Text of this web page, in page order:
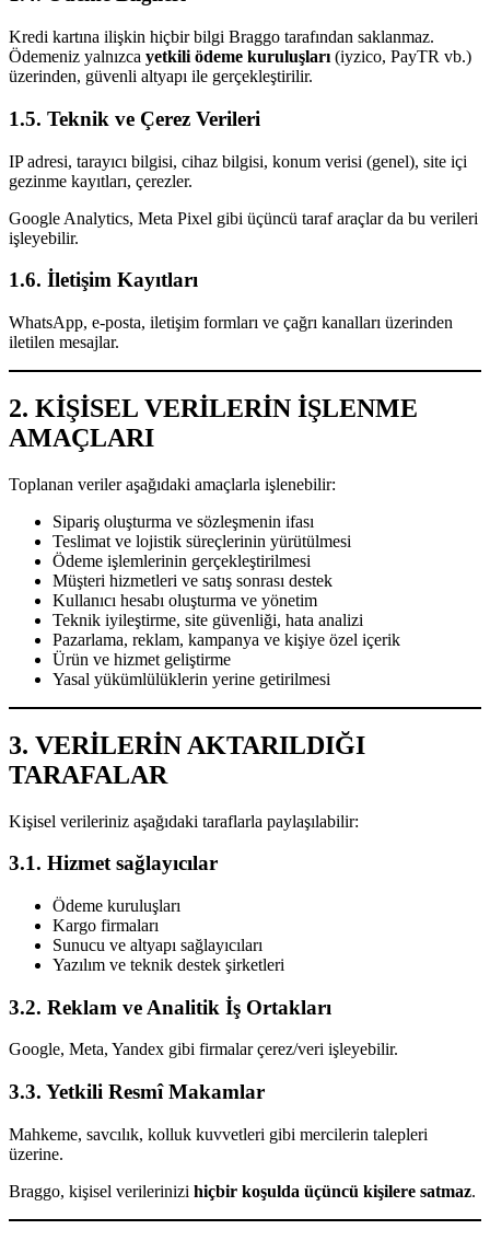
Kredi kartına ilişkin hiçbir bilgi Braggo tarafından saklanmaz.
Ödemeniz yalnızca yetkili ödeme kuruluşları (iyzico, PayTR vb.)
üzerinden, güvenli altyapı ile gerçekleştirilir.
1.5. Teknik ve Çerez Verileri
IP adresi, tarayıcı bilgisi, cihaz bilgisi, konum verisi (genel), site içi
gezinme kayıtları, çerezler.
Google Analytics, Meta Pixel gibi üçüncü taraf araçlar da bu verileri
işleyebilir.
1.6. İletişim Kayıtları
WhatsApp, e-posta, iletişim formları ve çağrı kanalları üzerinden
iletilen mesajlar.
2. KİŞİSEL VERİLERİN İŞLENME
AMAÇLARI
Toplanan veriler aşağıdaki amaçlarla işlenebilir:
Sipariş oluşturma ve sözleşmenin ifası
Teslimat ve lojistik süreçlerinin yürütülmesi
Ödeme işlemlerinin gerçekleştirilmesi
Müşteri hizmetleri ve satış sonrası destek
Kullanıcı hesabı oluşturma ve yönetim
Teknik iyileştirme, site güvenliği, hata analizi
Pazarlama, reklam, kampanya ve kişiye özel içerik
Ürün ve hizmet geliştirme
Yasal yükümlülüklerin yerine getirilmesi
3. VERİLERİN AKTARILDIĞI
TARAFALAR
Kişisel verileriniz aşağıdaki taraflarla paylaşılabilir:
3.1. Hizmet sağlayıcılar
Ödeme kuruluşları
Kargo firmaları
Sunucu ve altyapı sağlayıcıları
Yazılım ve teknik destek şirketleri
3.2. Reklam ve Analitik İş Ortakları
Google, Meta, Yandex gibi firmalar çerez/veri işleyebilir.
3.3. Yetkili Resmî Makamlar
Mahkeme, savcılık, kolluk kuvvetleri gibi mercilerin talepleri
üzerine.
Braggo, kişisel verilerinizi hiçbir koşulda üçüncü kişilere satmaz.